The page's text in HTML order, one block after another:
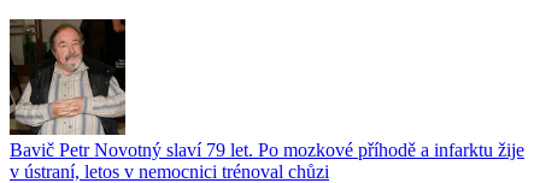
Bavič Petr Novotný slaví 79 let. Po mozkové příhodě a infarktu žije
v ústraní, letos v nemocnici trénoval chůzi